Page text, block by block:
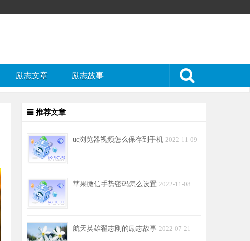
励志文章 励志故事
推荐文章
uc浏览器视频怎么保存到手机 2022-11-09
苹果微信手势密码怎么设置 2022-11-08
航天英雄翟志刚的励志故事 2022-07-21